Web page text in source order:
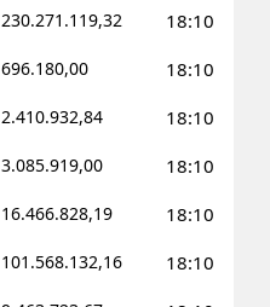
230.271.119,32 18:10
696.180,00 18:10
2.410.932,84 18:10
3.085.919,00 18:10
16.466.828,19 18:10
101.568.132,16 18:10